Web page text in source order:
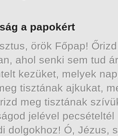
papokért
örök Főpap!
ahol senki sem tud
kezüket, melyek
tisztának ajkukat,
meg tisztának
jelével
dolgokhoz! Ó, Jézus,